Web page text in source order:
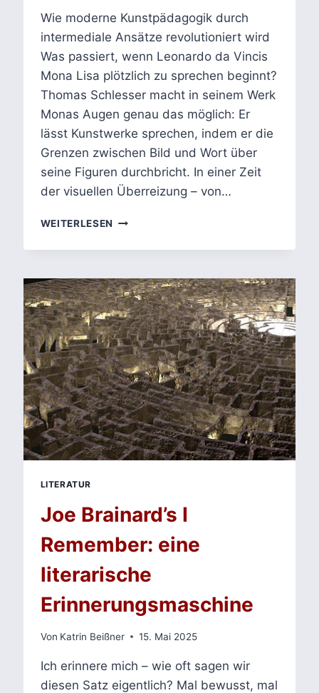
Wie moderne Kunstpädagogik durch
intermediale Ansätze revolutioniert wird
Was passiert, wenn Leonardo da Vincis
Mona Lisa plötzlich zu sprechen beginnt?
Thomas Schlesser macht in seinem Werk
Monas Augen genau das möglich: Er
lässt Kunstwerke sprechen, indem er die
Grenzen zwischen Bild und Wort über
seine Figuren durchbricht. In einer Zeit
der visuellen Überreizung – von…
WEITERLESEN INTERMEDIALITÄT
DER
THOMAS
SCHLESSERS
MONAS
AUGEN
LITERATUR
Joe Brainard’s I
Remember: eine
literarische
Erinnerungsmaschine
Von Katrin Beißner 15. Mai 2025
Ich erinnere mich – wie oft sagen wir
diesen Satz eigentlich? Mal bewusst, mal